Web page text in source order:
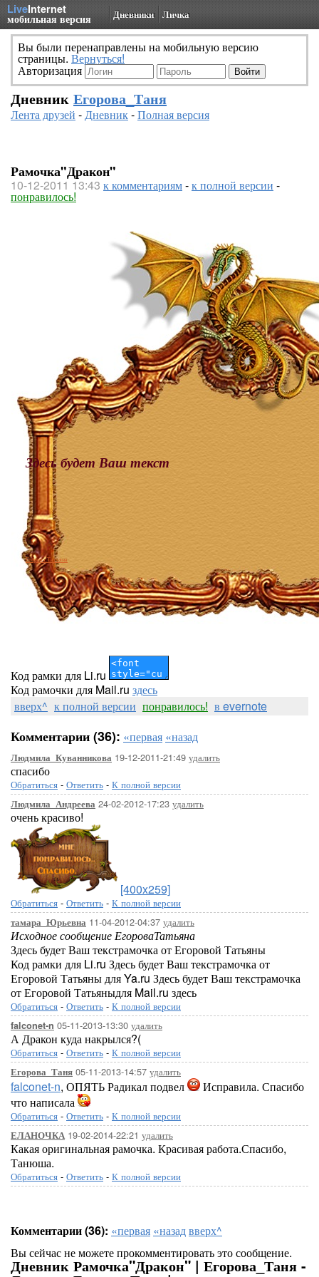
LiveInternet
мобильная версия Дневники Личка
Вы были перенаправлены на мобильную версию
страницы. Вернуться!
Авторизация
Дневник Егорова_Таня
Лента друзей -Дневник-Полная версия
Рамочка"Дракон"
10-12-2011 13:43 к комментариям-к полной версии -
понравилось!
Здесь будет Ваш текст
Егорова Татьяна
Код рамки для Li.ru
Код рамочки для Mail.ru здесь
вверх^ к полной версии понравилось! в evernote
Комментарии (36): «первая «назад
Людмила_Куванникова 19-12-2011-21:49 удалить
спасибо
Обратиться - Ответить - К полной версии
Людмила_Андреева 24-02-2012-17:23 удалить
очень красиво!
[400x259]
Обратиться - Ответить - К полной версии
тамара_Юрьевна 11-04-2012-04:37 удалить
Исходное сообщение ЕгороваТатьяна
Здесь будет Ваш текстрамочка от Егоровой Татьяны
Код рамки для Li.ru Здесь будет Ваш текстрамочка от
Егоровой Татьяны для Ya.ru Здесь будет Ваш текстрамочка
от Егоровой Татьяныдля Mail.ru здесь
Обратиться - Ответить - К полной версии
falconet-n 05-11-2013-13:30 удалить
А Дракон куда накрылся?(
Обратиться - Ответить - К полной версии
Егорова_Таня 05-11-2013-14:57 удалить
falconet-n, ОПЯТЬ Радикал подвел
Исправила. Спасибо
что написала
Обратиться - Ответить - К полной версии
ЕЛАНОЧКА 19-02-2014-22:21 удалить
Какая оригинальная рамочка. Красивая работа.Спасибо,
Танюша.
Обратиться - Ответить - К полной версии
Комментарии (36): «первая «назадвверх^
Вы сейчас не можете прокомментировать это сообщение.
Дневник Рамочка"Дракон" | Егорова_Таня -